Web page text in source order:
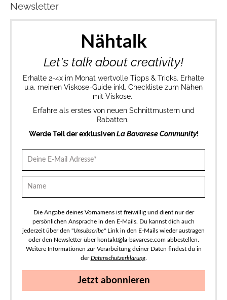
Newsletter
Nähtalk
Let's talk about creativity!
Erhalte 2-4x im Monat wertvolle Tipps & Tricks. Erhalte
u.a. meinen Viskose-Guide inkl. Checkliste zum Nähen
mit Viskose.
Erfahre als erstes von neuen Schnittmustern und
Rabatten.
Werde Teil der exklusivenLa Bavarese Community!
Die Angabe deines Vornamens ist freiwillig und dient nur der
persönlichen Ansprache in den E-Mails. Du kannst dich auch
jederzeit über den "Unsubscribe" Link in den E-Mails wieder austragen
oder den Newsletter über kontakt@la-bavarese.com abbestellen.
Weitere Informationen zur Verarbeitung deiner Daten findest du in
derDatenschutzerklärung.
Jetzt abonnieren